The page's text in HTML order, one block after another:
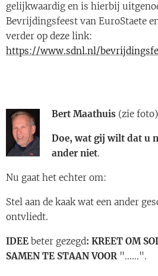
gelijkwaardig en is hierbij
Bevrijdingsfeest van EuroStaete
verder op deze link:
https://www.sdnl.nl/
Bert Maathuis (zie foto)
Doe, wat gij wilt dat u
ander niet.
Nu gaat het echter om:
Stel aan de kaak wat een ander
ontvliedt.
IDEE beter gezegd: KREET OM
SAMEN TE STAAN VOOR "......".